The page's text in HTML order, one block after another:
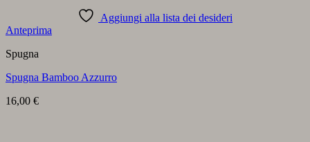
Aggiungi alla lista dei desideri
Anteprima
Spugna
Spugna Bamboo Azzurro
16,00 €